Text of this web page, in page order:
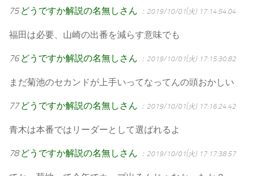
75 どうですか解説の名無しさん ：2019/10/01(火) 17:14:54.04
福田は必要、山崎の出番を減らす意味でも
76 どうですか解説の名無しさん ：2019/10/01(火) 17:15:30.82
まだ菊池のセカンドが上手いってなってんの頭おかしい
77 どうですか解説の名無しさん ：2019/10/01(火) 17:16:24.42
青木は本番ではリーダーとして選ばれるよ
78 どうですか解説の名無しさん ：2019/10/01(火) 17:17:38.57